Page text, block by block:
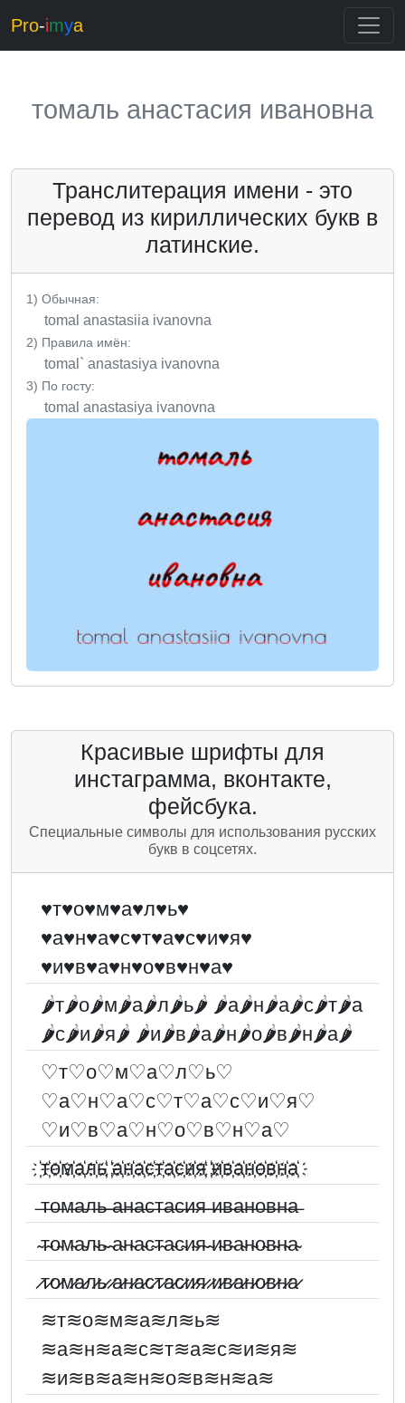
Pro-imya
томаль анастасия ивановна
Транслитерация имени - это
перевод из кириллических букв в
латинские.
1) Обычная:
tomal anastasiia ivanovna
2) Правила имён:
tomal` anastasiya ivanovna
3) По госту:
tomal anastasiya ivanovna
Красивые шрифты для
инстаграмма, вконтакте,
фейсбука.
Специальные символы для использования русских
букв в соцсетях.
♥т♥о♥м♥а♥л♥ь♥
♥а♥н♥а♥с♥т♥а♥с♥и♥я♥
♥и♥в♥а♥н♥о♥в♥н♥а♥
🌶т🌶о🌶м🌶а🌶л🌶ь🌶 🌶а🌶н🌶а🌶с🌶т🌶а
🌶с🌶и🌶я🌶 🌶и🌶в🌶а🌶н🌶о🌶в🌶н🌶а🌶
♡т♡о♡м♡а♡л♡ь♡
♡а♡н♡а♡с♡т♡а♡с♡и♡я♡
♡и♡в♡а♡н♡о♡в♡н♡а♡
҉т҉о҉м҉а҉л҉ь҉ ҉а҉н҉а҉с҉т҉а҉с҉и҉я҉ ҉и҉в҉а҉н҉о҉в҉н҉а҉
̶т̶о̶м̶а̶л̶ь̶ ̶а̶н̶а̶с̶т̶а̶с̶и̶я̶ ̶и̶в̶а̶н̶о̶в̶н̶а̶
̴т̴о̴м̴а̴л̴ь̴ ̴а̴н̴а̴с̴т̴а̴с̴и̴я̴ ̴и̴в̴а̴н̴о̴в̴н̴а̴
̷т̷о̷м̷а̷л̷ь̷ ̷а̷н̷а̷с̷т̷а̷с̷и̷я̷ ̷и̷в̷а̷н̷о̷в̷н̷а̷
≋т≋о≋м≋а≋л≋ь≋
≋а≋н≋а≋с≋т≋а≋с≋и≋я≋
≋и≋в≋а≋н≋о≋в≋н≋а≋